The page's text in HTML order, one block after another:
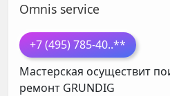
Omnis service
+7 (495) 785-40..**
Мастерская осуществит
ремонт GRUNDIG